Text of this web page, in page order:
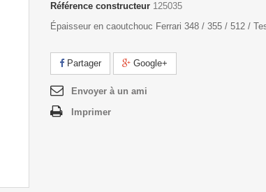
Référence constructeur 125035
Épaisseur en caoutchouc Ferrari 348 / 355 / 512 /
Partager Google+
Envoyer à un ami
Imprimer